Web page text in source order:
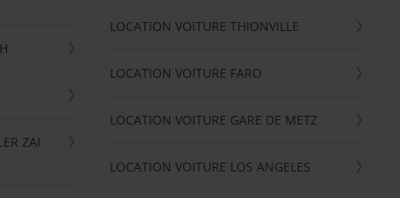
ZAI
LOCATION VOITURE THIONVILLE
LOCATION VOITURE FARO
LOCATION VOITURE GARE DE METZ
LOCATION VOITURE LOS ANGELES